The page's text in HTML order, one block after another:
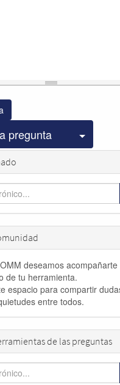
pregunta
deseamos acompañarte
de tu herramienta.
espacio para compartir
entre todos.
de las preguntas